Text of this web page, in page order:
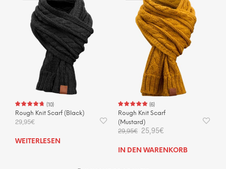
(10)
Rough Knit Scarf (Black)
29,95€
WEITERLESEN
(6)
Rough Knit Scarf
(Mustard)
29,95€ Ursprünglicher
Preis
29,95€
25,95€
25,95€.
IN DEN WARENKORB